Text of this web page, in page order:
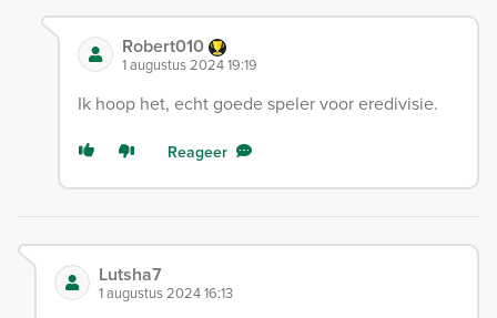
Robert010
1 augustus 2024 19:19
Ik hoop het, echt goede speler voor eredivisie.
Reageer
Lutsha7
1 augustus 2024 16:13